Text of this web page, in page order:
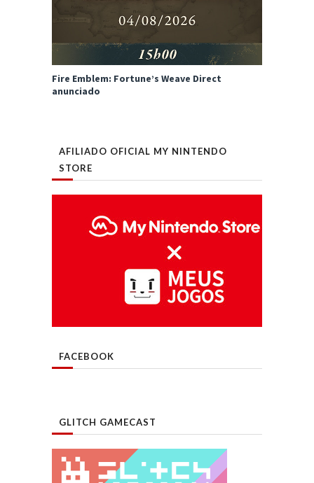
Fire Emblem: Fortune’s Weave Direct
anunciado
AFILIADO OFICIAL MY NINTENDO
STORE
FACEBOOK
GLITCH GAMECAST